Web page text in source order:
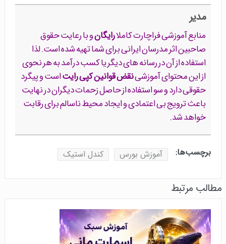
مدیر
منابع آموزشی فراچارت کاملارایگانو با رعایت حقوق
صاحبین اثر مدرسان ایرانی برای شما تهیه شده است. لذا
استفاده از آن در رسانه های دیگر یا کسب درآمد به هر نحوی
از این محتوای آموزشینقض قوانین کپی رایتاست و پیگرد
حقوقی دارد و سو استفاده از حاصل زحمات دیگران در نهایت
باعث ترویج بی اعتمادی و ایجاد محیط ناسالم برای رقابت
خواهد شد.
برچسب‌ها: آموزش بورس کندل استیک
مطالب مرتبط